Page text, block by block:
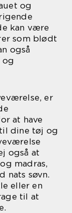
og
kan være
som blødt
også
og
er
at have
dine tøj og
også at
madras,
nats søvn.
eller en
til at